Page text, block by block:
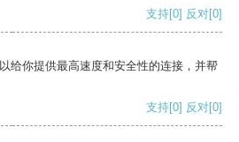
支持[0] 反对[0]
给你提供最高速度和安全性的连接，并帮
支持[0] 反对[0]